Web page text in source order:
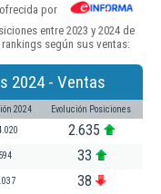
por
entre 2023 y 2024 de
según sus ventas:
2024 - Ventas
2024 Evolución Posiciones
2.635
594 33
38